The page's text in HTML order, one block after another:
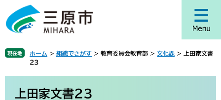
ジ
頭
す
ュ
飛
し
現在地 ホーム > 組織でさがす > 教育委員会教育部 > 文化課 >
上田家文書
23
上田家文書23